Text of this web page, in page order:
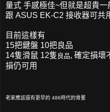
量式 手感極佳~但就是超貴
跟 ASUS EK-C2 接收器可共
目前這樣有
15把鍵盤 10把良品
14隻滑鼠 12隻 良品, 確定損壞
損仍可用
老家應該還有更早的 486時代的骨董